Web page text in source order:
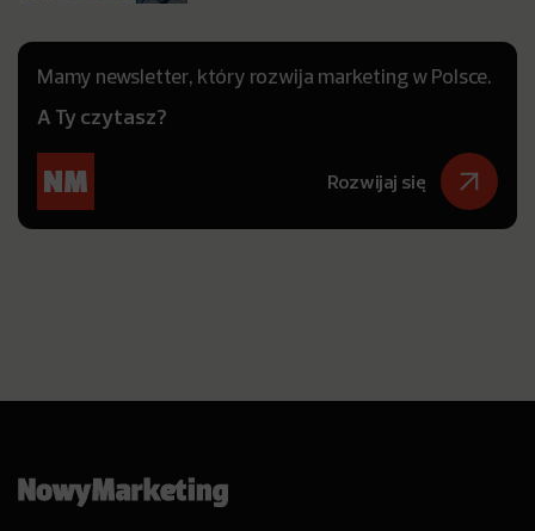
Mamy newsletter, który rozwija marketing w Polsce.
A Ty czytasz?
Rozwijaj się